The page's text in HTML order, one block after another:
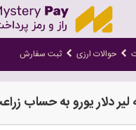
حوالات ارزی ثبت سفارش
لیر دلار یورو به حساب